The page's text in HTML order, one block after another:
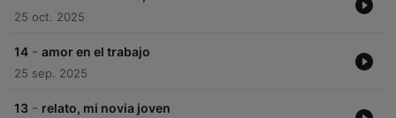
25 oct. 2025
14 - amor en el trabajo
25 sep. 2025
13 - relato, mi novia joven